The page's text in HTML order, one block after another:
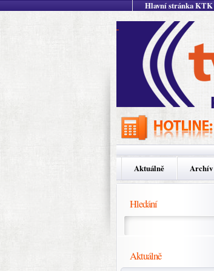
Hlavní stránka KTK
Aktuálně
Hledání
Aktuálně